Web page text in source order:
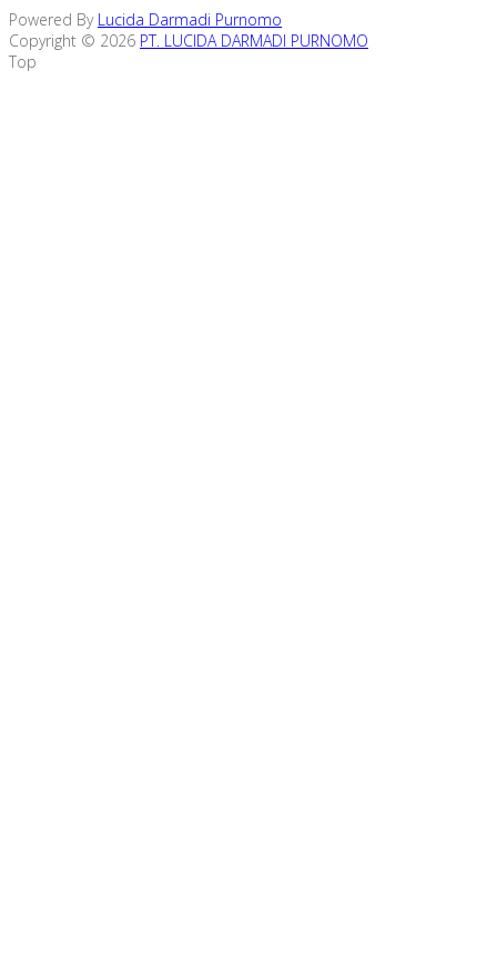
Powered By Lucida Darmadi Purnomo
Copyright © 2026 PT. LUCIDA DARMADI PURNOMO
Top